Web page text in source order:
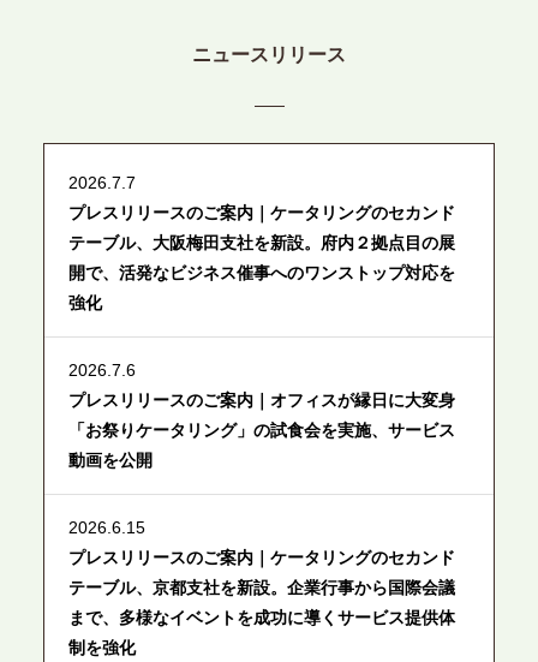
ニュースリリース
2026.7.7
プレスリリースのご案内｜ケータリングのセカンド
テーブル、大阪梅田支社を新設。府内２拠点目の展
開で、活発なビジネス催事へのワンストップ対応を
強化
2026.7.6
プレスリリースのご案内｜オフィスが縁日に大変身
「お祭りケータリング」の試食会を実施、サービス
動画を公開
2026.6.15
プレスリリースのご案内｜ケータリングのセカンド
テーブル、京都支社を新設。企業行事から国際会議
まで、多様なイベントを成功に導くサービス提供体
制を強化